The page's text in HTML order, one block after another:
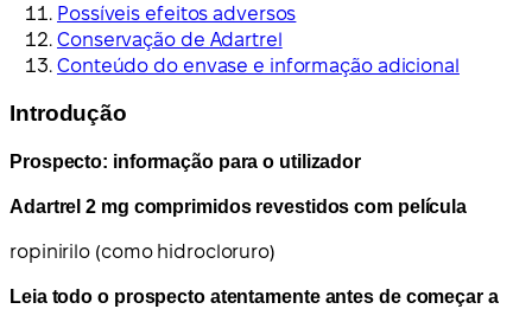
Possíveis efeitos adversos
Conservação de Adartrel
Conteúdo do envase e informação adicional
Introdução
Prospecto: informação para o utilizador
Adartrel 2 mg comprimidos revestidos com película
ropinirilo (como hidrocloruro)
Leia todo o prospecto atentamente antes de começar a